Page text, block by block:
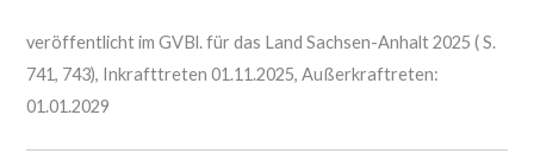
veröffentlicht im GVBl. für das Land Sachsen-Anhalt 2025 ( S.
741, 743), Inkrafttreten 01.11.2025, Außerkraftreten:
01.01.2029